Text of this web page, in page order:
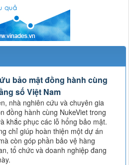
bảo mật đồng hành cùng
số Việt Nam
nhà nghiên cứu và chuyên gia
đồng hành cùng NukeViet trong
khắc phục các lỗ hổng bảo mật.
chỉ giúp hoàn thiện một dự án
còn góp phần bảo vệ hàng
tổ chức và doanh nghiệp đang